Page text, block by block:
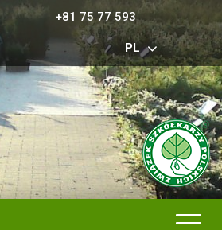
+81 75 77 593
PL